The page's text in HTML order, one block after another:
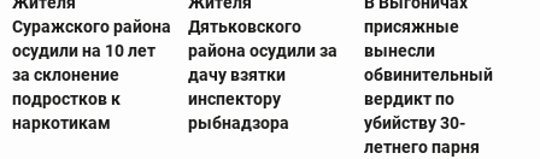
Суражского района
осудили на 10 лет
за склонение
подростков к
наркотикам
Дятьковского
района осудили за
дачу взятки
инспектору
рыбнадзора
присяжные
вынесли
обвинительный
вердикт по
убийству 30-
летнего парня